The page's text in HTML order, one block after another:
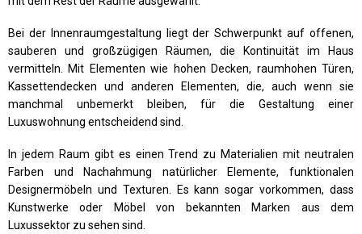
Bei der Innenraumgestaltung liegt der Schwerpunkt auf offenen,
sauberen und großzügigen Räumen, die Kontinuität im Haus
vermitteln. Mit Elementen wie hohen Decken, raumhohen Türen,
Kassettendecken und anderen Elementen, die, auch wenn sie
manchmal unbemerkt bleiben, für die Gestaltung einer
Luxuswohnung entscheidend sind.
In jedem Raum gibt es einen Trend zu Materialien mit neutralen
Farben und Nachahmung natürlicher Elemente, funktionalen
Designermöbeln und Texturen. Es kann sogar vorkommen, dass
Kunstwerke oder Möbel von bekannten Marken aus dem
Luxussektor zu sehen sind.